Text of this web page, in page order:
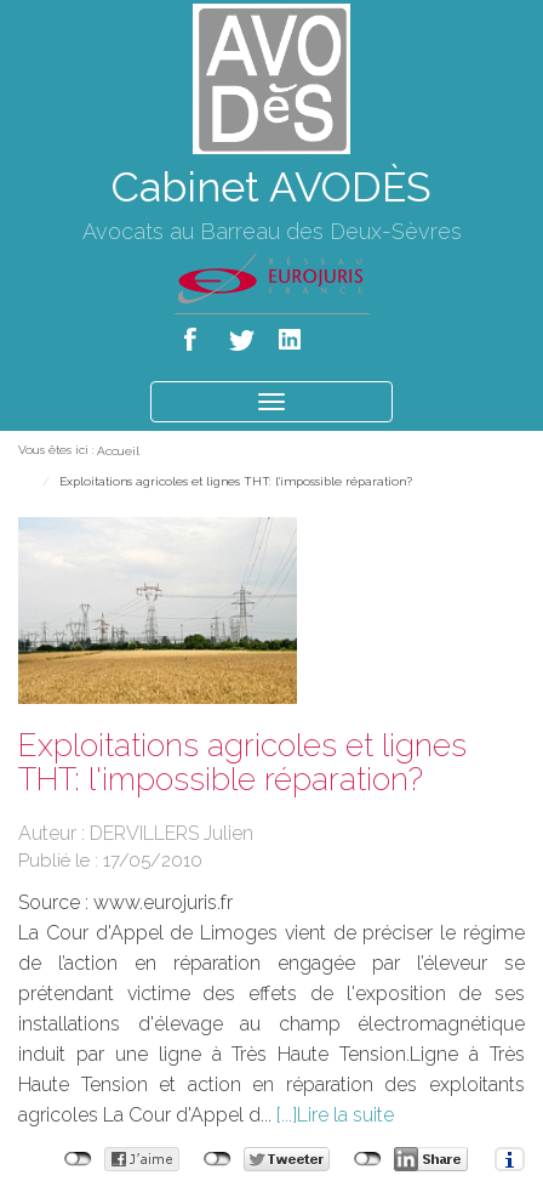
Cabinet AVODÈS
Avocats au Barreau des Deux-Sèvres
le
Vous êtes ici : Accueil
Exploitations agricoles et lignes THT: l'impossible réparation?
Exploitations agricoles et lignes
THT: l'impossible réparation?
Auteur : DERVILLERS Julien
Publié le : 17/05/2010
Source : www.eurojuris.fr
La Cour d'Appel de Limoges vient de préciser le régime
de l’action en réparation engagée par l’éleveur se
prétendant victime des effets de l'exposition de ses
installations d'élevage au champ électromagnétique
induit par une ligne à Très Haute Tension.Ligne à Très
Haute Tension et action en réparation des exploitants
agricoles La Cour d'Appel d...
Lire la suite